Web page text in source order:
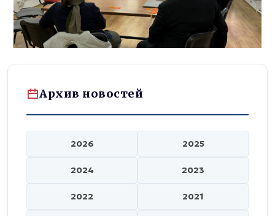
Архив новостей
2026 2025
2024 2023
2022 2021